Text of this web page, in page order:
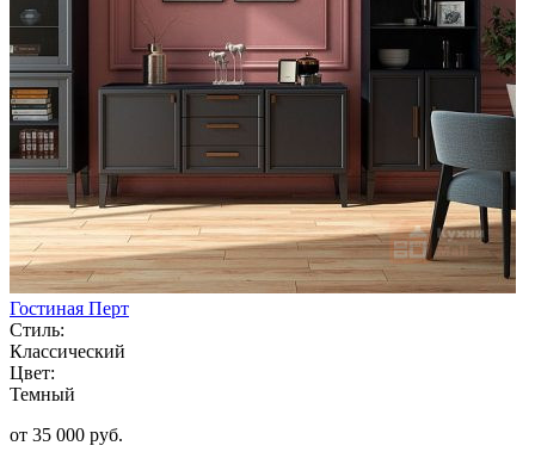
Гостиная Перт
Стиль:
Классический
Цвет:
Темный
от 35 000 руб.